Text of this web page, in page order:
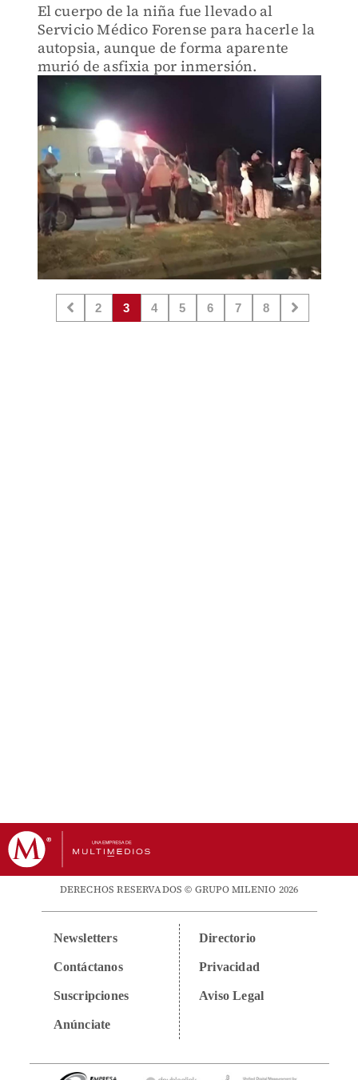
El cuerpo de la niña fue llevado al
Servicio Médico Forense para hacerle la
autopsia, aunque de forma aparente
murió de asfixia por inmersión.
2 3 4 5 6 7 8
DERECHOS RESERVADOS © GRUPO MILENIO 2026
Newsletters
Contáctanos
Suscripciones
Anúnciate
Directorio
Privacidad
Aviso Legal